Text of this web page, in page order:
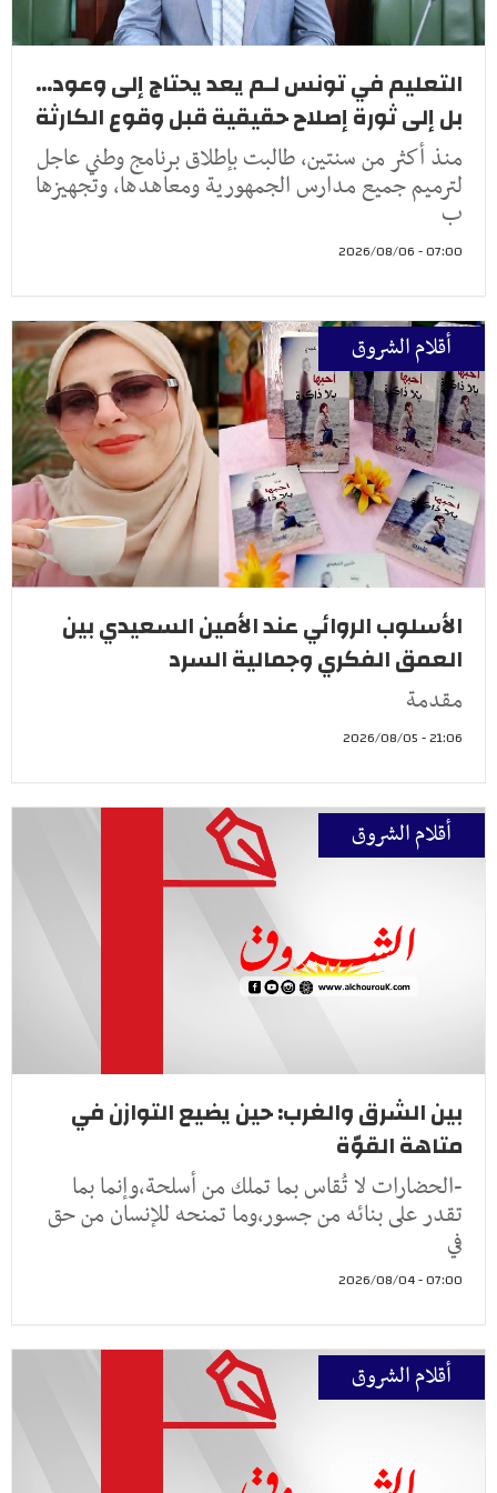
التعليم في تونس لـم يعد يحتاج إلى وعود...
بل إلى ثورة إصلاح حقيقية قبل وقوع الكارثة
منذ أكثر من سنتين، طالبت بإطلاق برنامج وطني عاجل
لترميم جميع مدارس الجمهورية ومعاهدها، وتجهيزها
ب
07:00 - 2026/08/06
أقلام الشروق
الأسلوب الروائي عند الأمين السعيدي بين
العمق الفكري وجمالية السرد
مقدمة
21:06 - 2026/08/05
أقلام الشروق
بين الشرق والغرب: حين يضيع التوازن في
متاهة القوّة
-الحضارات لا تُقاس بما تملك من أسلحة،وإنما بما
تقدر على بنائه من جسور،وما تمنحه للإنسان من حق
في
07:00 - 2026/08/04
أقلام الشروق